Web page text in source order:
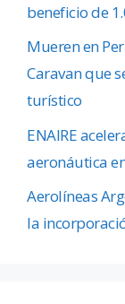
beneficio de
Mueren en
Caravan que
turístico
ENAIRE
aeronáutica
Aerolíneas
la